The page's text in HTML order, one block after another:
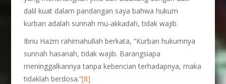
dalil kuat dalam pandangan saya bahwa hukum
kurban adalah sunnah mu-akkadah, tidak wajib.
Ibnu Hazm rahimahullah berkata, “Kurban hukumnya
sunnah hasanah, tidak wajib. Barangsiapa
meninggalkannya tanpa kebencian terhadapnya, maka
tidaklah berdosa.”[8]